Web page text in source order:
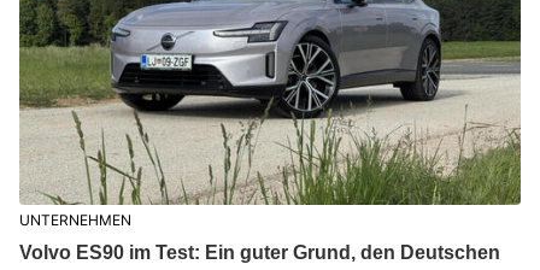
UNTERNEHMEN
Volvo ES90 im Test: Ein guter Grund, den Deutschen